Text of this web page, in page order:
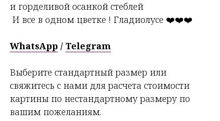
и горделивой осанкой стеблей
И все в одном цветке ! Гладиолусе ❤️❤️❤️
WhatsApp / Telegram
Выберите стандартный размер или
свяжитесь с нами для расчета стоимости
картины по нестандартному размеру по
вашим пожеланиям.